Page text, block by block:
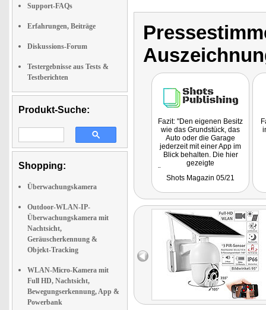
Support-FAQs
Erfahrungen, Beiträge
Diskussions-Forum
Testergebnisse aus Tests &
Testberichten
Produkt-Suche:
Shopping:
Überwachungskamera
Outdoor-WLAN-IP-
Überwachungskamera mit
Nachtsicht,
Geräuscherkennung &
Objekt-Tracking
WLAN-Micro-Kamera mit
Full HD, Nachtsicht,
Bewegungserkennung, App &
Powerbank
Fazit: "Den eigenen Besitz
wie das Grundstück, das
Auto oder die Garage
jederzeit mit einer App im
Blick behalten. Die hier
gezeigte
dem Online-Shop von Pearl
Shots Magazin 05/21